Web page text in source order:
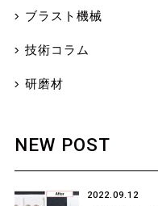
ブラスト機械
技術コラム
研磨材
NEW POST
2022.09.12